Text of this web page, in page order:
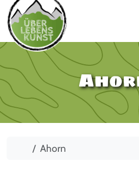
StartAhorn